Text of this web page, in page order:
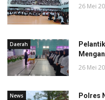
26 Mei
Daerah
26 Mei
News
Polres